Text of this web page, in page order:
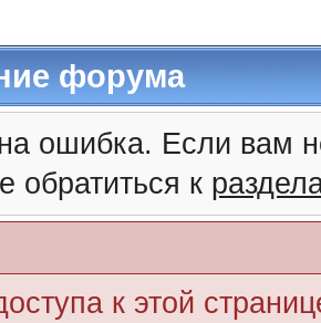
форума
ошибка. Если вам
обратиться к
к этой